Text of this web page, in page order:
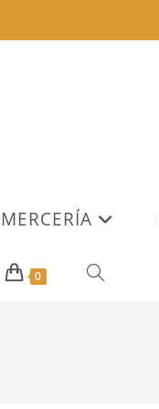
MERCERÍA
0 ALTERNAR